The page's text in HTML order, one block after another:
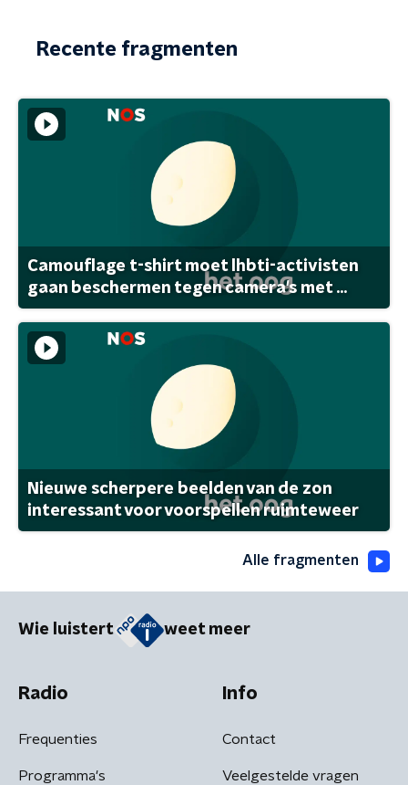
Recente fragmenten
Camouflage t-shirt moet lhbti-activisten
gaan beschermen tegen camera's met ...
Nieuwe scherpere beelden van de zon
interessant voor voorspellen ruimteweer
Alle fragmenten
Wie luistert weet meer
Radio
Frequenties
Programma's
Info
Contact
Veelgestelde vragen